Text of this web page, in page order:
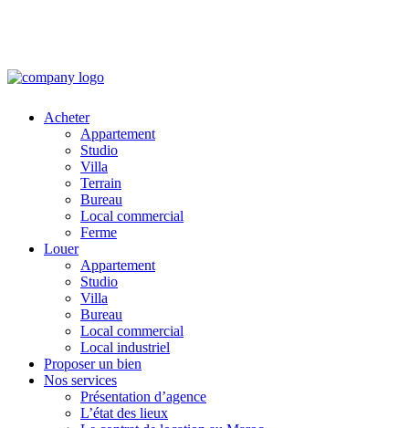
Acheter
Appartement
Studio
Villa
Terrain
Bureau
Local commercial
Ferme
Louer
Appartement
Studio
Villa
Bureau
Local commercial
Local industriel
Proposer un bien
Nos services
Présentation d’agence
L’état des lieux